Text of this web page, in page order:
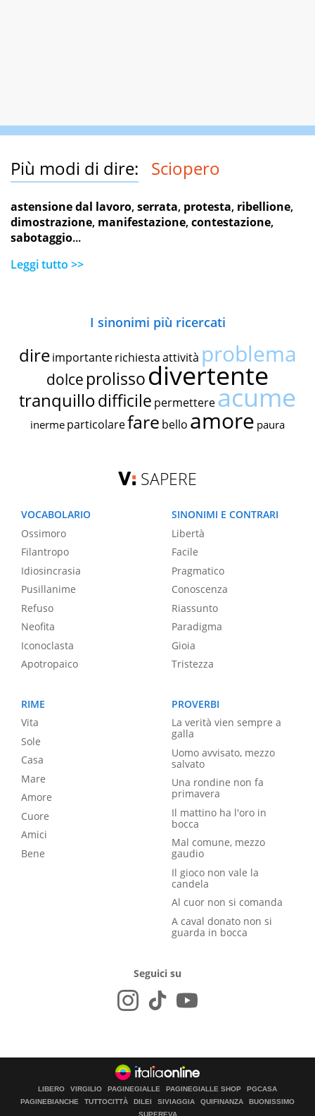
Più modi di dire: Sciopero
astensione dal lavoro,serrata, protesta, ribellione,
dimostrazione, manifestazione,contestazione,
sabotaggio...
Leggi tutto >>
I sinonimi più ricercati
dire importante richiestaattività problema
dolce prolissodivertente
tranquillodifficile permettereacume
inerme particolarefare bello amore paura
SAPERE
VOCABOLARIO
Ossimoro
Filantropo
Idiosincrasia
Pusillanime
Refuso
Neofita
Iconoclasta
Apotropaico
SINONIMI E CONTRARI
Libertà
Facile
Pragmatico
Conoscenza
Riassunto
Paradigma
Gioia
Tristezza
RIME
Vita
Sole
Casa
Mare
Amore
Cuore
Amici
Bene
PROVERBI
La verità vien sempre a
galla
Uomo avvisato, mezzo
salvato
Una rondine non fa
primavera
Il mattino ha l'oro in
bocca
Mal comune, mezzo
gaudio
Il gioco non vale la
candela
Al cuor non si comanda
A caval donato non si
guarda in bocca
Seguici su
LIBERO VIRGILIO PAGINEGIALLE PAGINEGIALLE SHOP
PGCASA
PAGINEBIANCHE
TUTTOCITTÀ DILEI SIVIAGGIA QUIFINANZA
BUONISSIMO